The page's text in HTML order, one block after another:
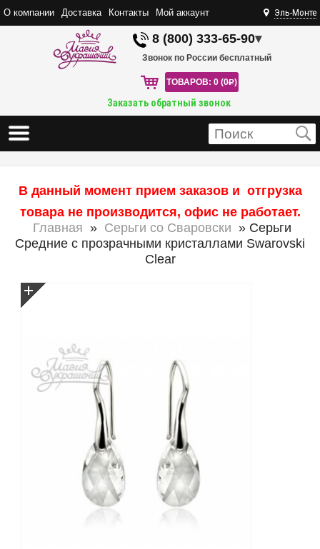
О компании Доставка Контакты Мой аккаунт Эль-Монте
8 (800) 333-65-90▾
Звонок по России бесплатный
ТОВАРОВ: 0 (0R)
Заказать обратный звонок
В данный момент прием заказов и отгрузка
товара не производится, офис не работает.
Главная » Серьги со Сваровски » Серьги
Средние с прозрачными кристаллами Swarovski
Clear